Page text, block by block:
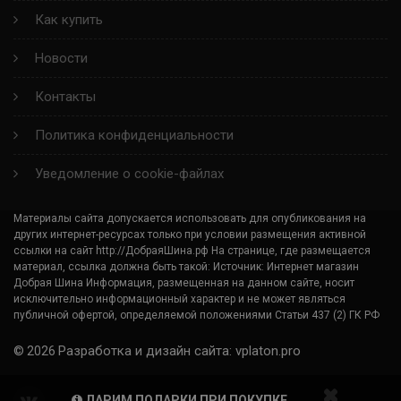
SIRAC
LATITUDE SPORT 3 ACOUSTIC
PILOT POWER 3 SC
Как купить
Новости
Контакты
Политика конфиденциальности
Уведомление о cookie-файлах
Материалы сайта допускается использовать для опубликования на
других интернет-ресурсах только при условии размещения активной
ссылки на сайт http://ДобраяШина.рф На странице, где размещается
материал, ссылка должна быть такой: Источник: Интернет магазин
Добрая Шина Информация, размещенная на данном сайте, носит
исключительно информационный характер и не может являться
публичной офертой, определяемой положениями Статьи 437 (2) ГК РФ
© 2026 Разработка и дизайн сайта: vplaton.pro